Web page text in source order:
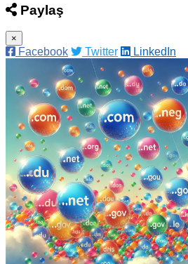
Paylaş
×
Facebook Twitter LinkedIn